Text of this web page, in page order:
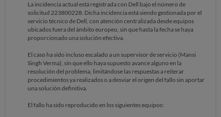
La incidencia actual está registrada con Dell bajo el número de
solicitud 223800228. Dicha incidencia está siendo gestionada por el
servicio técnico de Dell, con atención centralizada desde equipos
ubicados fuera del ámbito europeo, sin que hasta la fecha se haya
proporcionado una solución efectiva.
El caso ha sido incluso escalado a un supervisor de servicio (Mansi
Singh Verma), sin que ello haya supuesto avance alguno en la
resolución del problema, limitándose las respuestas a reiterar
procedimientos ya realizados o a desviar el origen del fallo sin aportar
una solución definitiva.
El fallo ha sido reproducido en los siguientes equipos: